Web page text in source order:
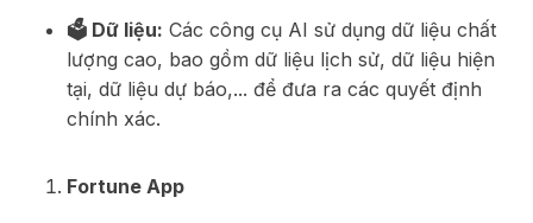
🗳️ Dữ liệu: Các công cụ AI sử dụng dữ liệu chất
lượng cao, bao gồm dữ liệu lịch sử, dữ liệu hiện
tại, dữ liệu dự báo,... để đưa ra các quyết định
chính xác.
Fortune App